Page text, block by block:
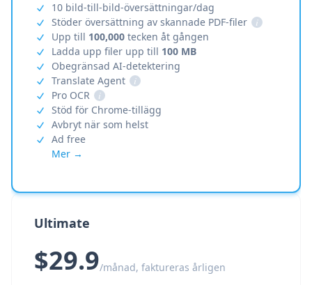
10 bild-till-bild-översättningar/dag
Stöder översättning av skannade PDF-filer
i
Upp till 100,000 tecken åt gången
Ladda upp filer upp till 100 MB
Obegränsad AI-detektering
Translate Agent
i
Pro OCR
i
Stöd för Chrome-tillägg
Avbryt när som helst
Ad free
Mer →
Ultimate
$29.9/månad, faktureras årligen